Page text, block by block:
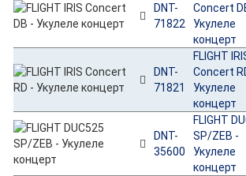
DNT-
71822
Concert
Укулеле
концерт
DNT-
71821
FLIGHT
Concert
Укулеле
концерт
DNT-
35600
FLIGHT
SP/ZEB -
Укулеле
концерт